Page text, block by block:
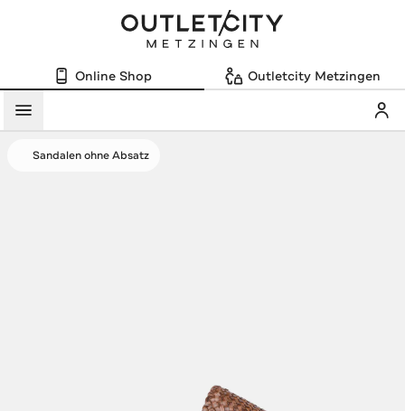
Online Shop Outletcity Metzingen
Menü
Sandalen ohne Absatz